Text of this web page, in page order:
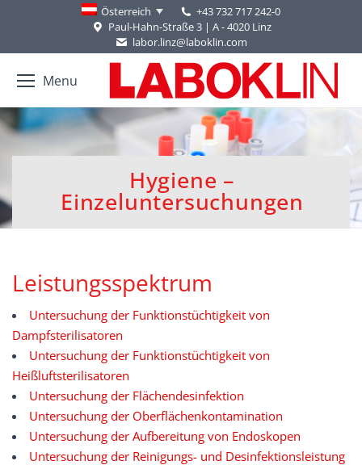
Österreich
+43 732 717 242-0
Paul-Hahn-Straße 3 | A - 4020 Linz
labor.linz@laboklin.com
Menu
Hygiene –
Einzeluntersuchungen
You are here:
Leistungsspektrum
Untersuchung der Funktionstüchtigkeit von
Dampfsterilisatoren
Untersuchung der Funktionstüchtigkeit von
Heißluftsterilisatoren
Untersuchung der Flächendesinfektion
Untersuchung der Oberflächenkontamination
Untersuchung der Aufbereitung von Endoskopen
Untersuchung der Reinigungs- und Desinfektionsleistung